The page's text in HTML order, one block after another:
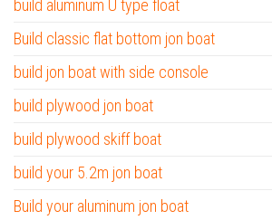
build aluminum U type float
Build classic flat bottom jon boat
build jon boat with side console
build plywood jon boat
build plywood skiff boat
build your 5.2m jon boat
Build your aluminum jon boat